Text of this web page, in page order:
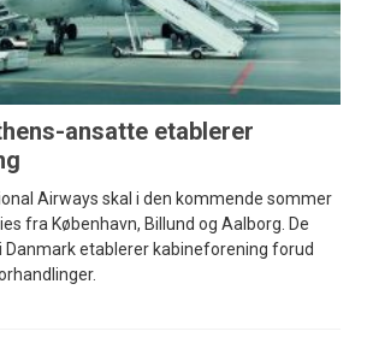
ansatte etablerer
Airways skal i den kommende sommer
fra København, Billund og Aalborg. De
Danmark etablerer kabineforening forud